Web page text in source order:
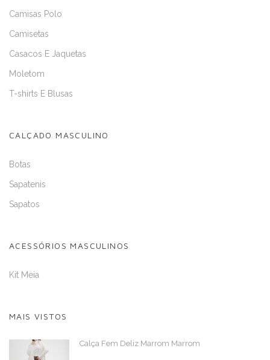
Camisas Polo
Camisetas
Casacos E Jaquetas
Moletom
T-shirts E Blusas
CALÇADO MASCULINO
Botas
Sapatenis
Sapatos
ACESSÓRIOS MASCULINOS
Kit Meia
MAIS VISTOS
Calça Fem Deliz Marrom Marrom